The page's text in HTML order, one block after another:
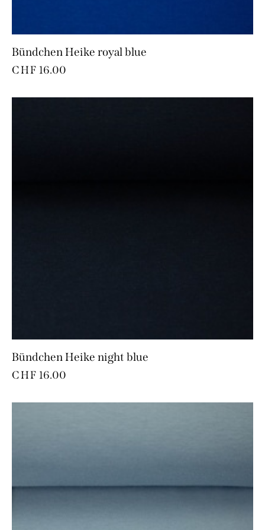
Bündchen Heike royal blue
CHF 16.00
Bündchen Heike night blue
CHF 16.00